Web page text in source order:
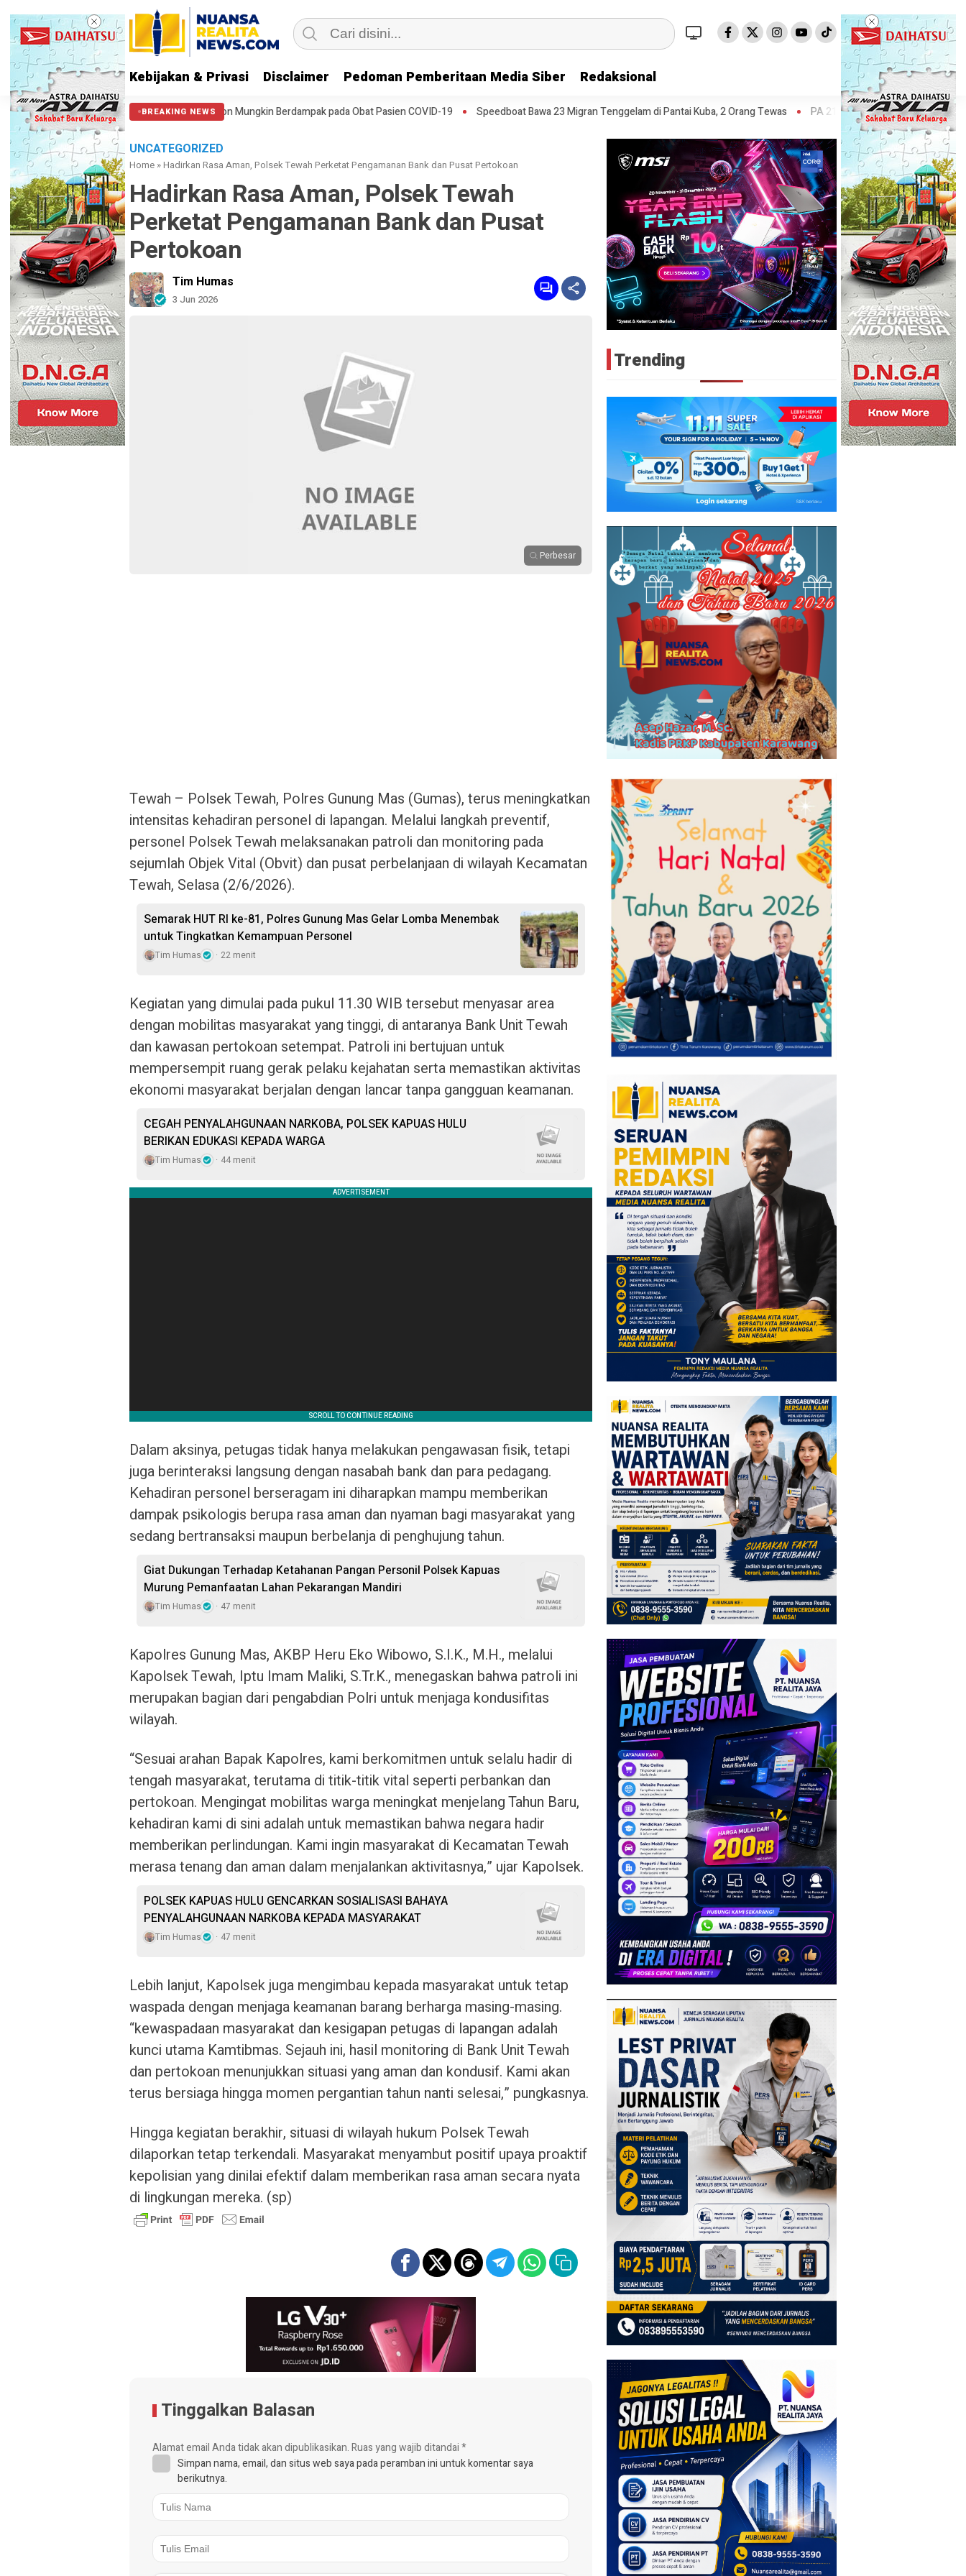
Kebijakan & Privasi Disclaimer Pedoman Pemberitaan Media Siber Redaksional
BREAKING NEWS
Prof Tjandra: Varian Omicron Mungkin Berdampak pada Obat Pasien COVID-19 Speedboat Bawa 23 Migran Tenggelam di Pantai Kuba, 2 Orang Tewas PA 212 soal Polisi Halangi Massa di Patung Kuda:
UNCATEGORIZED
Home »Hadirkan Rasa Aman, Polsek Tewah Perketat Pengamanan Bank dan Pusat Pertokoan
Hadirkan Rasa Aman, Polsek Tewah
Perketat Pengamanan Bank dan Pusat
Pertokoan
Tim Humas
3 Jun 2026
Perbesar
Tewah – Polsek Tewah, Polres Gunung Mas (Gumas), terus meningkatkan
intensitas kehadiran personel di lapangan. Melalui langkah preventif,
personel Polsek Tewah melaksanakan patroli dan monitoring pada
sejumlah Objek Vital (Obvit) dan pusat perbelanjaan di wilayah Kecamatan
Tewah, Selasa (2/6/2026).
Semarak HUT RI ke-81, Polres Gunung Mas Gelar Lomba Menembak
untuk Tingkatkan Kemampuan Personel
Tim Humas 22 menit
Kegiatan yang dimulai pada pukul 11.30 WIB tersebut menyasar area
dengan mobilitas masyarakat yang tinggi, di antaranya Bank Unit Tewah
dan kawasan pertokoan setempat. Patroli ini bertujuan untuk
mempersempit ruang gerak pelaku kejahatan serta memastikan aktivitas
ekonomi masyarakat berjalan dengan lancar tanpa gangguan keamanan.
CEGAH PENYALAHGUNAAN NARKOBA, POLSEK KAPUAS HULU
BERIKAN EDUKASI KEPADA WARGA
Tim Humas 44 menit
Dalam aksinya, petugas tidak hanya melakukan pengawasan fisik, tetapi
juga berinteraksi langsung dengan nasabah bank dan para pedagang.
Kehadiran personel berseragam ini diharapkan mampu memberikan
dampak psikologis berupa rasa aman dan nyaman bagi masyarakat yang
sedang bertransaksi maupun berbelanja di penghujung tahun.
Giat Dukungan Terhadap Ketahanan Pangan Personil Polsek Kapuas
Murung Pemanfaatan Lahan Pekarangan Mandiri
Tim Humas 47 menit
Kapolres Gunung Mas, AKBP Heru Eko Wibowo, S.I.K., M.H., melalui
Kapolsek Tewah, Iptu Imam Maliki, S.Tr.K., menegaskan bahwa patroli ini
merupakan bagian dari pengabdian Polri untuk menjaga kondusifitas
wilayah.
“Sesuai arahan Bapak Kapolres, kami berkomitmen untuk selalu hadir di
tengah masyarakat, terutama di titik-titik vital seperti perbankan dan
pertokoan. Mengingat mobilitas warga meningkat menjelang Tahun Baru,
kehadiran kami di sini adalah untuk memastikan bahwa negara hadir
memberikan perlindungan. Kami ingin masyarakat di Kecamatan Tewah
merasa tenang dan aman dalam menjalankan aktivitasnya,” ujar Kapolsek.
POLSEK KAPUAS HULU GENCARKAN SOSIALISASI BAHAYA
PENYALAHGUNAAN NARKOBA KEPADA MASYARAKAT
Tim Humas 47 menit
Lebih lanjut, Kapolsek juga mengimbau kepada masyarakat untuk tetap
waspada dengan menjaga keamanan barang berharga masing-masing.
“kewaspadaan masyarakat dan kesigapan petugas di lapangan adalah
kunci utama Kamtibmas. Sejauh ini, hasil monitoring di Bank Unit Tewah
dan pertokoan menunjukkan situasi yang aman dan kondusif. Kami akan
terus bersiaga hingga momen pergantian tahun nanti selesai,” pungkasnya.
Hingga kegiatan berakhir, situasi di wilayah hukum Polsek Tewah
dilaporkan tetap terkendali. Masyarakat menyambut positif upaya proaktif
kepolisian yang dinilai efektif dalam memberikan rasa aman secara nyata
di lingkungan mereka. (sp)
Tinggalkan Balasan
Alamat email Anda tidak akan dipublikasikan.Ruas yang wajib ditandai*
Simpan nama, email, dan situs web saya pada peramban ini untuk komentar saya
berikutnya.
Trending